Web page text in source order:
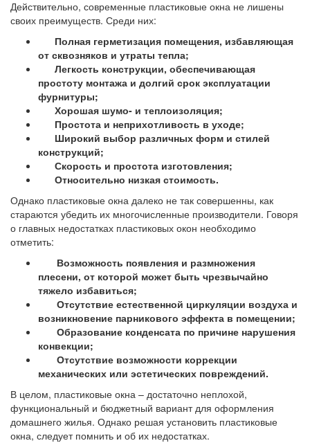
Действительно, современные пластиковые окна не лишены
своих преимуществ. Среди них:
Полная герметизация помещения, избавляющая
от сквозняков и утраты тепла;
Легкость конструкции, обеспечивающая
простоту монтажа и долгий срок эксплуатации
фурнитуры;
Хорошая шумо- и теплоизоляция;
Простота и неприхотливость в уходе;
Широкий выбор различных форм и стилей
конструкций;
Скорость и простота изготовления;
Относительно низкая стоимость.
Однако пластиковые окна далеко не так совершенны, как
стараются убедить их многочисленные производители. Говоря
о главных недостатках пластиковых окон необходимо
отметить:
Возможность появления и размножения
плесени, от которой может быть чрезвычайно
тяжело избавиться;
Отсутствие естественной циркуляции воздуха и
возникновение парникового эффекта в помещении;
Образование конденсата по причине нарушения
конвекции;
Отсутствие возможности коррекции
механических или эстетических повреждений.
В целом, пластиковые окна – достаточно неплохой,
функциональный и бюджетный вариант для оформления
домашнего жилья. Однако решая установить пластиковые
окна, следует помнить и об их недостатках.